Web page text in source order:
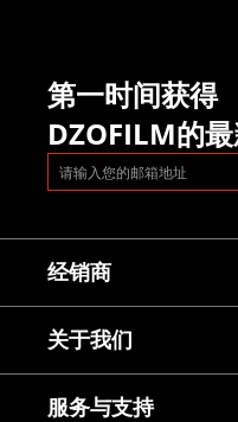
第一时间获得
DZOFILM的
经销商
关于我们
服务与支持